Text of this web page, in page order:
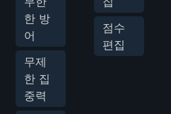
한 방
어
무제
한 집
중력
점수
편집